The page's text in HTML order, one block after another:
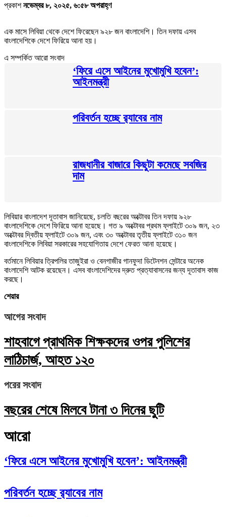
প্রকাশনভেম্বর ৮, ২০২৫, ৬:৫৮ অপরাহ্ণ
এক মাসে লিবিয়া থেকে দেশে ফিরেছেন ৯২৮ জন বাংলাদেশি। তিন দফায় এসব
বাংলাদেশিকে দেশে ফিরিয়ে আনা হয়।
এ সম্পর্কিত আরো সংবাদ
‘ফিরে এসে আইনের মুখোমুখি হবেন’:
আইনমন্ত্রী
পরিবর্তন হচ্ছে র‌্যাবের নাম
রাজধানীর বাজারে কিছুটা কমেছে সবজির
দাম
লিবিয়ার বাংলাদেশ দূতাবাস জানিয়েছে, চলতি বছরের অক্টোবর তিন দফায় ৯২৮
বাংলাদেশিকে দেশে ফিরিয়ে আনা হয়েছে। গত ৯ অক্টোবর প্রথম ফ্লাইটে ৩০৯ জন, ২৩
অক্টোবর দ্বিতীয় ফ্লাইটে ৩০৯ জন, এবং ৩০ অক্টোবর তৃতীয় ফ্লাইটে ৩১০ জন
বাংলাদেশিকে লিবিয়া সরকারের সহযোগিতায় দেশে ফেরত আনা হয়েছে।
বর্তমানে লিবিয়ার ত্রিপলির তাজুইরা ও বেনগাজীর গানফুদা ডিটেনশন সেন্টারে অনেক
বাংলাদেশি আটক রয়েছেন। এসব বাংলাদেশিদের দ্রুত প্রত্যাবাসনের জন্য দূতাবাস কাজ
করছে।
শেয়ার
আগের সংবাদ
শাহবাগে প্রাথমিক শিক্ষকদের ওপর পুলিশের
লাঠিচার্জ, আহত ১২০
পরের সংবাদ
বছরের শেষে মিলবে টানা ৩ দিনের ছুটি
আরো
‘ফিরে এসে আইনের মুখোমুখি হবেন’: আইনমন্ত্রী
পরিবর্তন হচ্ছে র‌্যাবের নাম